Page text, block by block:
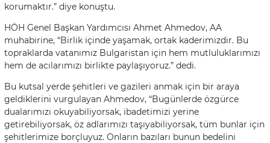
korumaktır.” diye konuştu.
HÖH Genel Başkan Yardımcısı Ahmet Ahmedov, AA
muhabirine, “Birlik içinde yaşamak, ortak kaderimizdir. Bu
topraklarda vatanımız Bulgaristan için hem mutluluklarımızı
hem de acılarımızı birlikte paylaşıyoruz.” dedi.
Bu kutsal yerde şehitleri ve gazileri anmak için bir araya
geldiklerini vurgulayan Ahmedov, “Bugünlerde özgürce
dualarımızı okuyabiliyorsak, ibadetimizi yerine
getirebiliyorsak, öz adlarımızı taşıyabiliyorsak, tüm bunlar için
şehitlerimize borçluyuz. Onların bazıları bunun bedelini